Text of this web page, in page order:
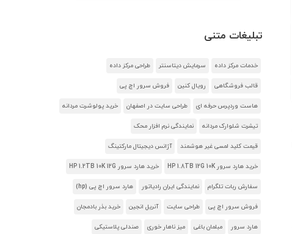
تبلیغات متنی
خدمات مرکز داده سرمایش دیتاسنتر طراحی مرکز داده
قالب فروشگاهی رویال کنین فروش سرور اچ پی
هاست وردپرس حرفه ای طراحی سایت در اصفهان خرید پولوشرت مردانه
تیشرت شلوارک مردانه نمایندگی نرم افزار محک
قیمت کلید لمسی غیر هوشمند آژانس دیجیتال مارکتینگ
خرید هارد سرور HP 1.8TB 12G 10K خرید هارد سرور HP 1.2TB 10K 12G
سفارش ربات تلگرام نمایندگی ایران رادیاتور هارد سرور اچ پی (hp)
فروش سرور اچ پی طراحی سایت آنریل انجین خرید بذر بادمجان
هارد سرور مبلمان باغی میز ناهار خوری صندلی پلاستیکی